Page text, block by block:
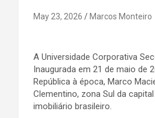
May 23, 2026 Marcos Monteiro
A Universidade Corporativa
Inaugurada em 21 de maio de
República à época, Marco
Clementino, zona Sul da
imobiliário brasileiro.